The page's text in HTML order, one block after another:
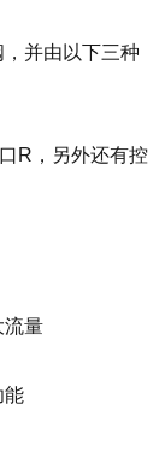
并由以下三种
R，另外还有控
流量
能